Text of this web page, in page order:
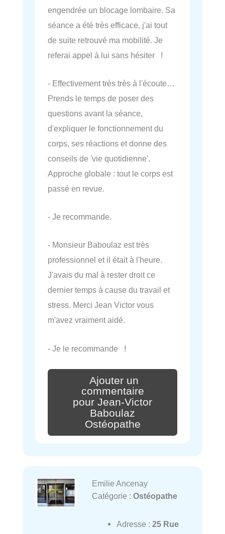
engendrée un blocage lombaire. Sa
séance a été très efficace, j'ai tout
de suite retrouvé ma mobilité. Je
referai appel à lui sans hésiter !
- Effectivement très très à l'écoute…
Prends le temps de poser des
questions avant la séance,
d'expliquer le fonctionnement du
corps, ses réactions et donne des
conseils de 'vie quotidienne'.
Approche globale : tout le corps est
passé en revue.
- Je recommande.
- Monsieur Baboulaz est très
professionnel et il était à l'heure.
J'avais du mal à rester droit ce
dernier temps à cause du travail et
stress. Merci Jean Victor vous
m'avez vraiment aidé.
- Je le recommande !
Ajouter un
commentaire
pour Jean-Victor
Baboulaz
Ostéopathe
Emilie Ancenay
Catégorie : Ostéopathe
Adresse : 25 Rue